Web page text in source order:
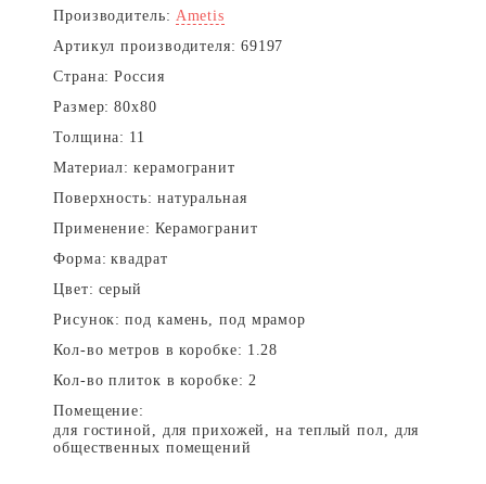
Производитель: Ametis
Артикул производителя: 69197
Страна: Россия
Размер: 80x80
Толщина: 11
Материал: керамогранит
Поверхность: натуральная
Применение: Керамогранит
Форма: квадрат
Цвет: серый
Рисунок: под камень, под мрамор
Кол-во метров в коробке: 1.28
Кол-во плиток в коробке: 2
Помещение:
для гостиной, для прихожей, на теплый пол, для
общественных помещений